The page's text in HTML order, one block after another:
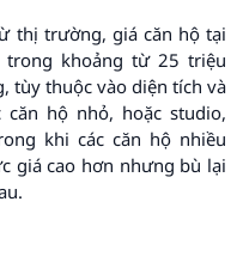
thị trường, giá căn hộ tại
trong khoảng từ 25 triệu
tùy thuộc vào diện tích và
hộ nhỏ, hoặc studio,
khi các căn hộ nhiều
giá cao hơn nhưng bù lại